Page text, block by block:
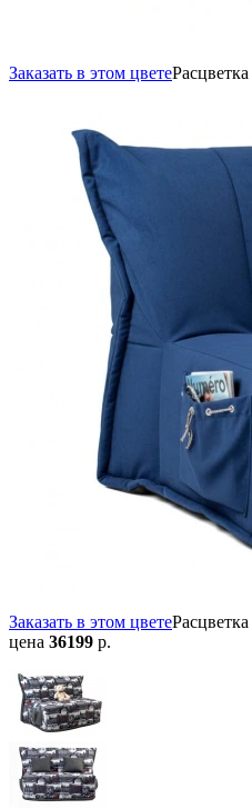
Заказать в этом цветеРасцветка
Заказать в этом цветеРасцветка
цена 36199 р.